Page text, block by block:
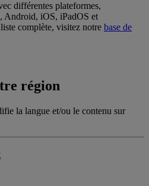
différentes plateformes,
Android, iOS, iPadOS et
complète, visitez notre base de
région
la langue et/ou le contenu sur